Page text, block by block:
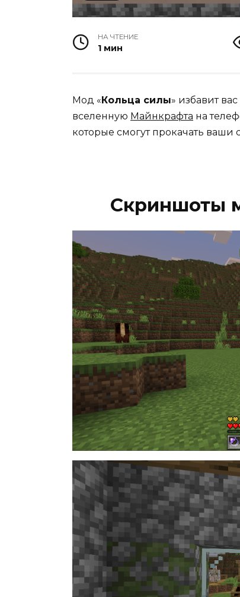
НА ЧТЕНИЕ
1 мин
Мод «Кольца силы» избавит
вселенную Майнкрафта на
которые смогут прокачать ваши
Скриншоты